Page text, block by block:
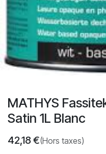
MATHYS
Satin 1L Blanc
42,18€(Hors taxes)